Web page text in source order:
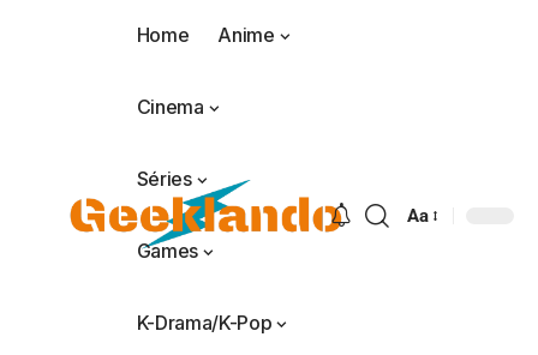
Home Anime
Cinema
Séries
Games
K-Drama/K-Pop
Aa